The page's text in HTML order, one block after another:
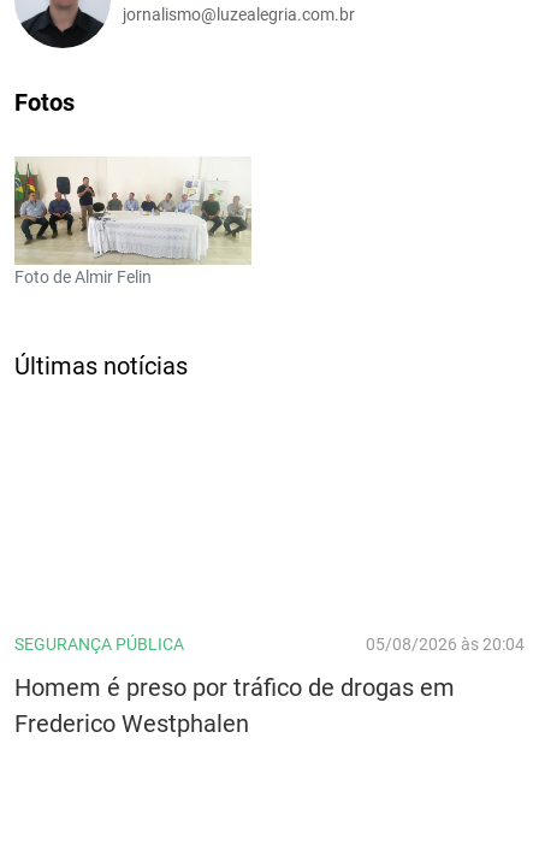
jornalismo@luzealegria.com.br
Fotos
Foto de Almir Felin
Últimas notícias
SEGURANÇA PÚBLICA 05/08/2026 às 20:04
Homem é preso por tráfico de drogas em
Frederico Westphalen